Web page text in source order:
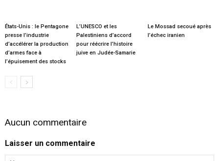
États-Unis : le Pentagone
presse l’industrie
d’accélérer la production
d’armes face à
l’épuisement des stocks
L’UNESCO et les
Palestiniens d’accord
pour réécrire l’histoire
juive en Judée-Samarie
Le Mossad secoué après
l’échec iranien
Aucun commentaire
Laisser un commentaire